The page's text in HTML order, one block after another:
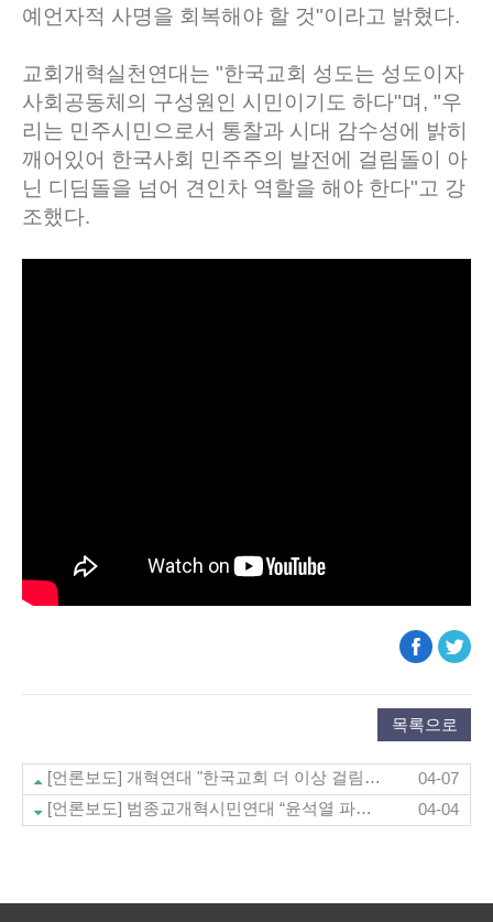
예언자적 사명을 회복해야 할 것"이라고 밝혔다.
교회개혁실천연대는 "한국교회 성도는 성도이자
사회공동체의 구성원인 시민이기도 하다"며, "우
리는 민주시민으로서 통찰과 시대 감수성에 밝히
깨어있어 한국사회 민주주의 발전에 걸림돌이 아
닌 디딤돌을 넘어 견인차 역할을 해야 한다"고 강
조했다.
목록으로
[언론보도] 개혁연대 "한국교회 더 이상 걸림돌 아닌 견인차 돼야" (뉴스앤조이 4/4)
04-07
[언론보도] 범종교개혁시민연대 “윤석열 파면은 공화정 회복 출발점” (불교닷컴 4/2)
04-04